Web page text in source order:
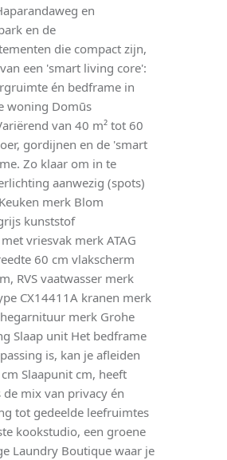
en
en de
die compact zijn,
een 'smart living core':
én bedframe in
woning Domūs
van 40 m² tot 60
gordijnen en de 'smart
Zo klaar om in te
aanwezig (spots)
merk Blom
kunststof
vriesvak merk ATAG
60 cm vlakscherm
RVS vaatwasser merk
CX14411A kranen merk
merk Grohe
Slaap unit Het bedframe
is, kan je afleiden
Slaapunit cm, heeft
mix van privacy én
tot gedeelde leefruimtes
kookstudio, een groene
Laundry Boutique waar je